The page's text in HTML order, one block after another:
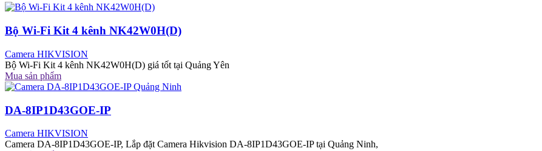
Bộ Wi-Fi Kit 4 kênh NK42W0H(D)
Camera HIKVISION
Bộ Wi-Fi Kit 4 kênh NK42W0H(D) giá tốt tại Quảng Yên
Mua sản phẩm
DA-8IP1D43GOE-IP
Camera HIKVISION
Camera DA-8IP1D43GOE-IP, Lắp đặt Camera Hikvision DA-8IP1D43GOE-IP tại Quảng Ninh,